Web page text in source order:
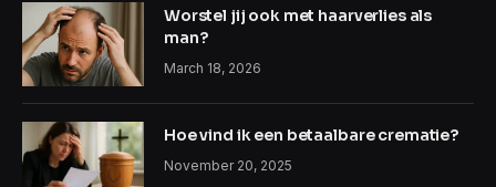
Worstel jij ook met haarverlies als
man?
March 18, 2026
Hoe vind ik een betaalbare crematie?
November 20, 2025